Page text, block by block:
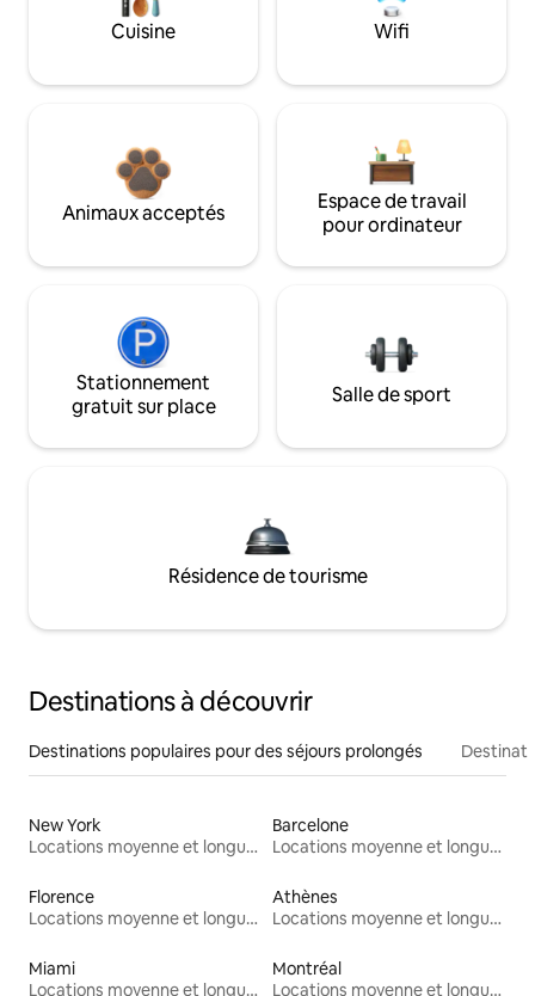
Cuisine Wifi
Animaux acceptés
Espace de travail
pour ordinateur
Stationnement
gratuit sur place
Salle de sport
Résidence de tourisme
Destinations à découvrir
Destinations populaires pour des séjours prolongés
New York
Locations moyenne et longue durée
Barcelone
Locations moyenne et longue durée
Florence
Locations moyenne et longue durée
Athènes
Locations moyenne et longue durée
Miami
Locations moyenne et longue durée
Montréal
Locations moyenne et longue durée